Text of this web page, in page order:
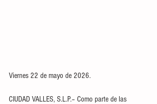
Viernes 22 de mayo de 2026.
CIUDAD VALLES, S.L.P.– Como parte de las